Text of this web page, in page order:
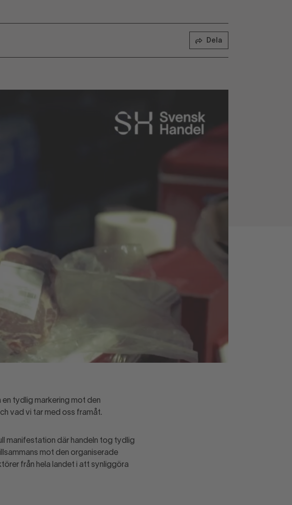
Dela
tydlig markering mot den
vad vi tar med oss framåt.
manifestation där handeln tog tydlig
mot den organiserade
från hela landet i att synliggöra